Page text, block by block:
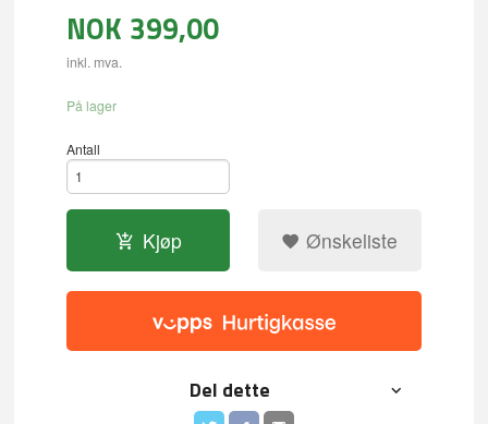
NOK 399,00
inkl. mva.
På lager
Antall
Kjøp Ønskeliste
Del dette